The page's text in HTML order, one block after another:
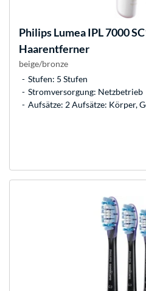
PhilipsLumea IPL 7000
Haarentferner
beige/bronze
Stufen: 5 Stufen
Stromversorgung: Netzbetrieb
Aufsätze: 2 Aufsätze: Körper,